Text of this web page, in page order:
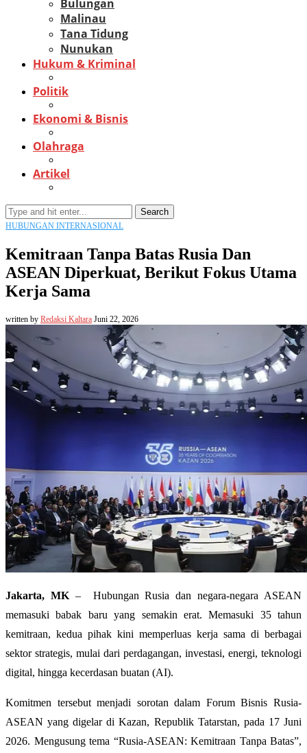
Bulungan
Malinau
Tana Tidung
Nunukan
Hukum & Kriminal
Politik
Ekonomi & Bisnis
Olahraga
Artikel
Search
HUBUNGAN INTERNASIONAL
Kemitraan Tanpa Batas Rusia Dan
ASEAN Diperkuat, Berikut Fokus Utama
Kerja Sama
written by Redaksi Kaltara Juni 22, 2026
Jakarta, MK– Hubungan Rusia dan negara-negara ASEAN
memasuki babak baru yang semakin erat. Memasuki 35 tahun
kemitraan, kedua pihak kini memperluas kerja sama di berbagai
sektor strategis, mulai dari perdagangan, investasi, energi, teknologi
digital, hingga kecerdasan buatan (AI).
Komitmen tersebut menjadi sorotan dalam Forum Bisnis Rusia-
ASEAN yang digelar di Kazan, Republik Tatarstan, pada 17 Juni
2026. Mengusung tema “Rusia-ASEAN: Kemitraan Tanpa Batas”,